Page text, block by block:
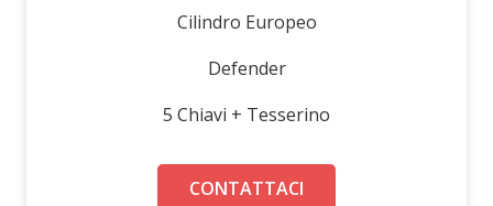
Cilindro Europeo
Defender
5 Chiavi + Tesserino
CONTATTACI